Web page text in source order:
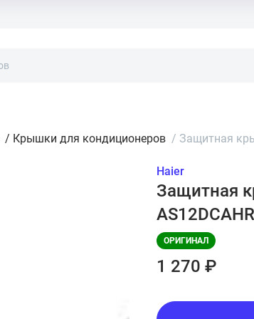
/ Крышки для кондиционеров / Защитная
Haier
Защитная
ОРИГИНАЛ
1 270 ₽